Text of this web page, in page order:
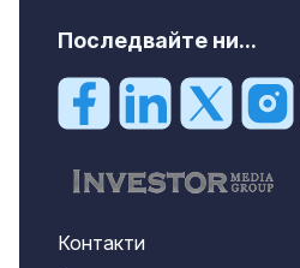
Последвайте ни...
Контакти